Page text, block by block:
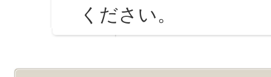
ください。